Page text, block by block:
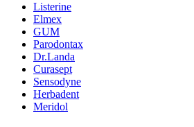
Listerine
Elmex
GUM
Parodontax
Dr.Landa
Curasept
Sensodyne
Herbadent
Meridol